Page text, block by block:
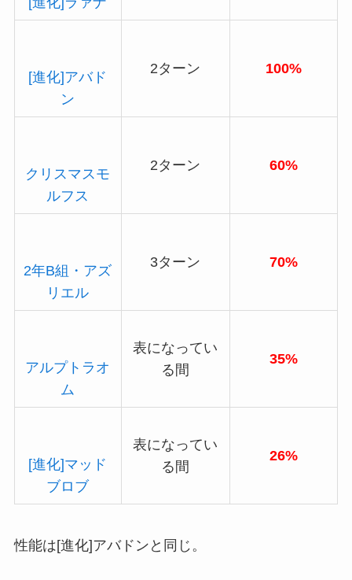
[進化]アバド
ン
2ターン 100%
クリスマスモ
ルフス
2ターン 60%
2年B組・アズ
リエル
3ターン 70%
アルプトラオ
ム
表になってい
る間
35%
[進化]マッド
ブロブ
表になってい
る間
26%
性能は[進化]アバドンと同じ。